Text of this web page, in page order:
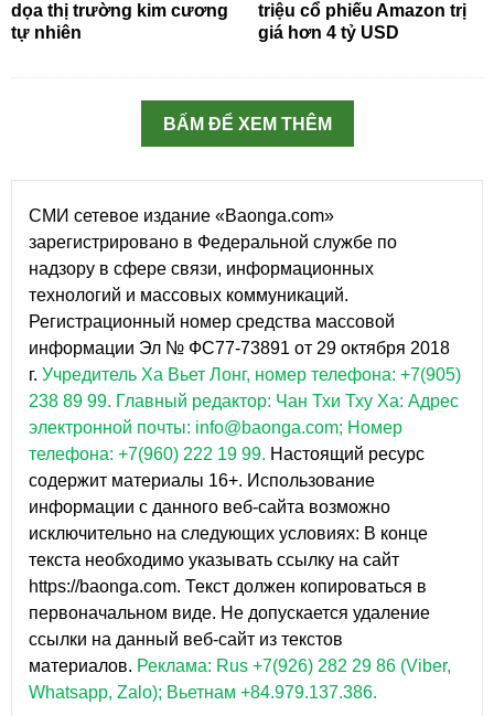
dọa thị trường kim cương
tự nhiên
triệu cổ phiếu Amazon trị
giá hơn 4 tỷ USD
BẤM ĐỂ XEM THÊM
СМИ сетевое издание «Baonga.com»
зарегистрировано в Федеральной службе по
надзору в сфере связи, информационных
технологий и массовых коммуникаций.
Регистрационный номер средства массовой
информации Эл № ФС77-73891 от 29 октября 2018
г. Учредитель Ха Вьет Лонг, номер телефона: +7(905)
238 89 99. Главный редактор: Чан Тхи Тху Ха: Адрес
электронной почты: info@baonga.com; Номер
телефона: +7(960) 222 19 99. Настоящий ресурс
содержит материалы 16+. Использование
информации с данного веб-сайта возможно
исключительно на следующих условиях: В конце
текста необходимо указывать ссылку на сайт
https://baonga.com. Текст должен копироваться в
первоначальном виде. Не допускается удаление
ссылки на данный веб-сайт из текстов
материалов. Реклама: Rus +7(926) 282 29 86 (Viber,
Whatsapp, Zalo); Вьетнам +84.979.137.386.